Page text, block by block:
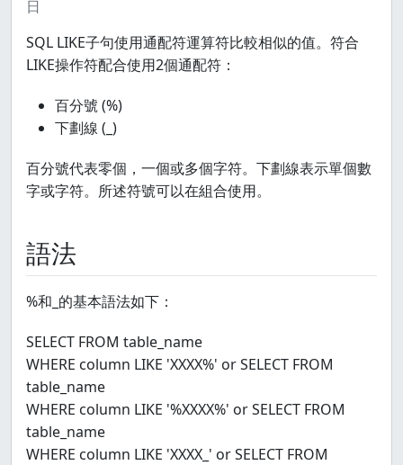
日
SQL LIKE子句使用通配符運算符比較相似的值。符合
LIKE操作符配合使用2個通配符：
百分號 (%)
下劃線 (_)
百分號代表零個，一個或多個字符。下劃線表示單個數
字或字符。所述符號可以在組合使用。
語法
%和_的基本語法如下：
SELECT FROM table_name
WHERE column LIKE 'XXXX%' or SELECT FROM
table_name
WHERE column LIKE '%XXXX%' or SELECT FROM
table_name
WHERE column LIKE 'XXXX_' or SELECT FROM